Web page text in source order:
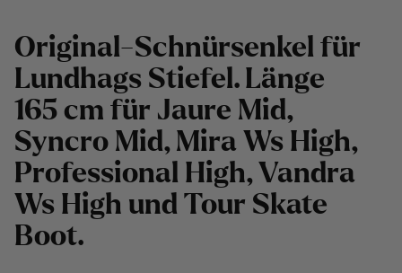
Original-Schnürsenkel für
Lundhags Stiefel. Länge
165 cm für Jaure Mid,
Syncro Mid, Mira Ws High,
Professional High, Vandra
Ws High und Tour Skate
Boot.